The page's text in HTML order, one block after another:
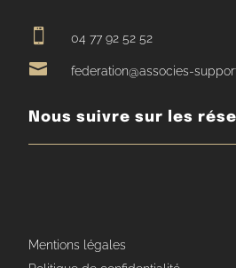
 04 77 92 52 52
 federation@associes-
Nous suivre sur les
Mentions légales